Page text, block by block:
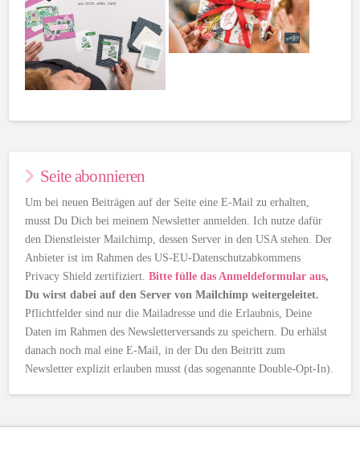
Seite abonnieren
Um bei neuen Beiträgen auf der Seite eine E-Mail zu erhalten,
musst Du Dich bei meinem Newsletter anmelden. Ich nutze dafür
den Dienstleister Mailchimp, dessen Server in den USA stehen. Der
Anbieter ist im Rahmen des US-EU-Datenschutzabkommens
Privacy Shield zertifiziert.Bitte fülle das Anmeldeformular aus,
Du wirst dabei auf den Server von Mailchimp weitergeleitet.
Pflichtfelder sind nur die Mailadresse und die Erlaubnis, Deine
Daten im Rahmen des Newsletterversands zu speichern. Du erhälst
danach noch mal eine E-Mail, in der Du den Beitritt zum
Newsletter explizit erlauben musst (das sogenannte Double-Opt-In).